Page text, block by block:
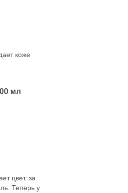
коже
мл
цвет, за
Теперь у